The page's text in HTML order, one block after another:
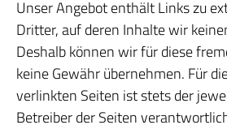
Unser Angebot enthält Links zu
Dritter, auf deren Inhalte wir
Deshalb können wir für diese
keine Gewähr übernehmen. Für
verlinkten Seiten ist stets der
Betreiber der Seiten